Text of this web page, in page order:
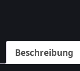
Beschreibung